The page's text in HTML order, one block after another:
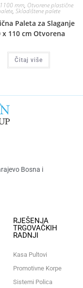
mm, Otvorene plastične
, Skladištene palete
Paleta za Slaganje
x 110 cm Otvorena
Čitaj više
Bosna i
RJEŠENJA
TRGOVAČKIH
RADNJI
Kasa Pultovi
Promotivne Korpe
Sistemi Polica